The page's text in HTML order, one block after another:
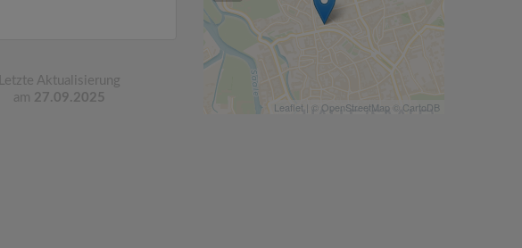
Letzte Aktualisierung
am 27.09.2025
Leaflet | © OpenStreetMap © CartoDB